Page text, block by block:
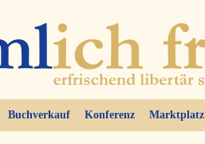
Buchverkauf Konferenz Marktplatz